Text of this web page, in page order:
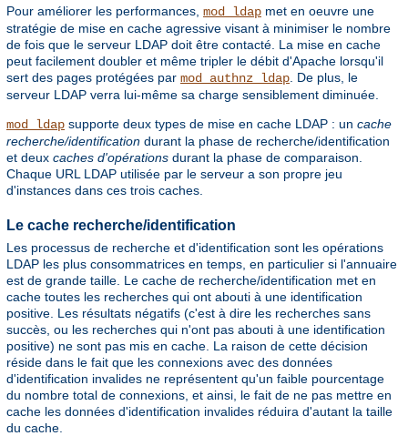
Pour améliorer les performances, mod_ldap met en oeuvre une
stratégie de mise en cache agressive visant à minimiser le nombre
de fois que le serveur LDAP doit être contacté. La mise en cache
peut facilement doubler et même tripler le débit d'Apache lorsqu'il
sert des pages protégées par mod_authnz_ldap . De plus, le
serveur LDAP verra lui-même sa charge sensiblement diminuée.
mod_ldap supporte deux types de mise en cache LDAP : un cache
recherche/identification durant la phase de recherche/identification
et deux caches d'opérations durant la phase de comparaison.
Chaque URL LDAP utilisée par le serveur a son propre jeu
d'instances dans ces trois caches.
Le cache recherche/identification
Les processus de recherche et d'identification sont les opérations
LDAP les plus consommatrices en temps, en particulier si l'annuaire
est de grande taille. Le cache de recherche/identification met en
cache toutes les recherches qui ont abouti à une identification
positive. Les résultats négatifs (c'est à dire les recherches sans
succès, ou les recherches qui n'ont pas abouti à une identification
positive) ne sont pas mis en cache. La raison de cette décision
réside dans le fait que les connexions avec des données
d'identification invalides ne représentent qu'un faible pourcentage
du nombre total de connexions, et ainsi, le fait de ne pas mettre en
cache les données d'identification invalides réduira d'autant la taille
du cache.